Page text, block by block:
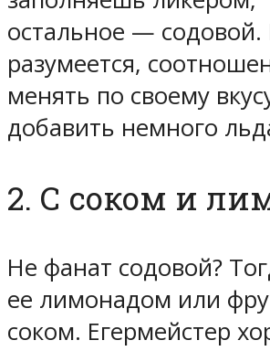
остальное — содовой.
разумеется,
менять по своему
добавить немного
2. С соком и
Не фанат содовой?
ее лимонадом или
соком. Егермейстер